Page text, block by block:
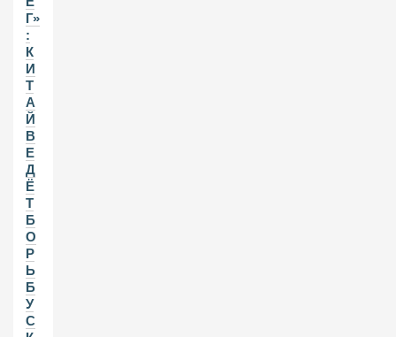
Г»
:
К
И
Т
А
Й
В
Е
Д
Ё
Т
Б
О
Р
Ь
Б
У
С